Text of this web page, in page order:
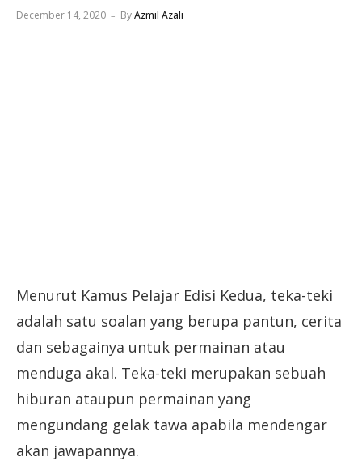
December 14, 2020 ByAzmil Azali
Menurut Kamus Pelajar Edisi Kedua, teka-teki
adalah satu soalan yang berupa pantun, cerita
dan sebagainya untuk permainan atau
menduga akal. Teka-teki merupakan sebuah
hiburan ataupun permainan yang
mengundang gelak tawa apabila mendengar
akan jawapannya.